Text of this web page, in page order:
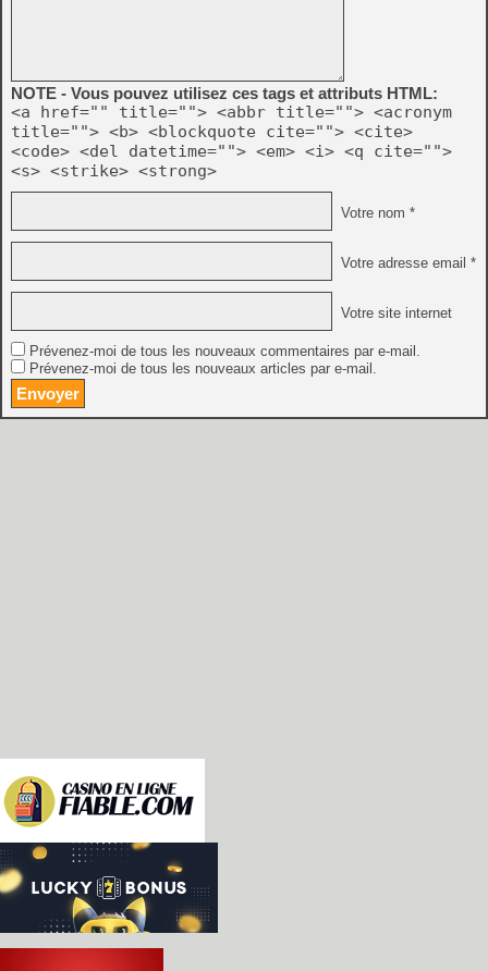
NOTE - Vous pouvez utilisez ces tags et attributs HTML:
<a href="" title=""> <abbr title=""> <acronym
title=""> <b> <blockquote cite=""> <cite>
<code> <del datetime=""> <em> <i> <q cite="">
<s> <strike> <strong>
Votre nom *
Votre adresse email *
Votre site internet
Prévenez-moi de tous les nouveaux commentaires par e-mail.
Prévenez-moi de tous les nouveaux articles par e-mail.